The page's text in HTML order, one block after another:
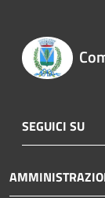
SEGUICI SU